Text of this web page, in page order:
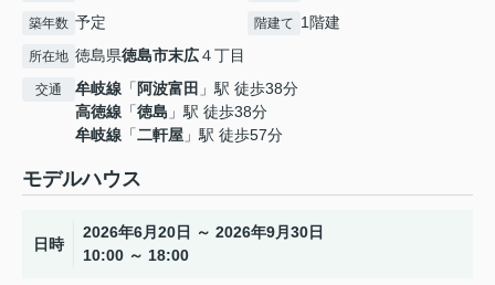
築年数 予定 階建て 1階建
所在地 徳島県徳島市末広４丁目
交通 牟岐線 「 阿波富田 」駅 徒歩38分
高徳線 「徳島 」駅 徒歩38分
牟岐線 「二軒屋 」駅 徒歩57分
モデルハウス
日時
2026年6月20日 ～ 2026年9月30日
10:00 ～ 18:00